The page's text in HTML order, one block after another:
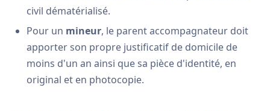
civil dématérialisé.
Pour un mineur, le parent accompagnateur doit
apporter son propre justificatif de domicile de
moins d'un an ainsi que sa pièce d'identité, en
original et en photocopie.